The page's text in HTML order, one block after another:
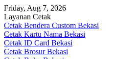
Skip
to
content
Friday, Aug 7, 2026
Layanan Cetak
Cetak Bendera Custom Bekasi
Cetak Kartu Nama Bekasi
Cetak ID Card Bekasi
Cetak Brosur Bekasi